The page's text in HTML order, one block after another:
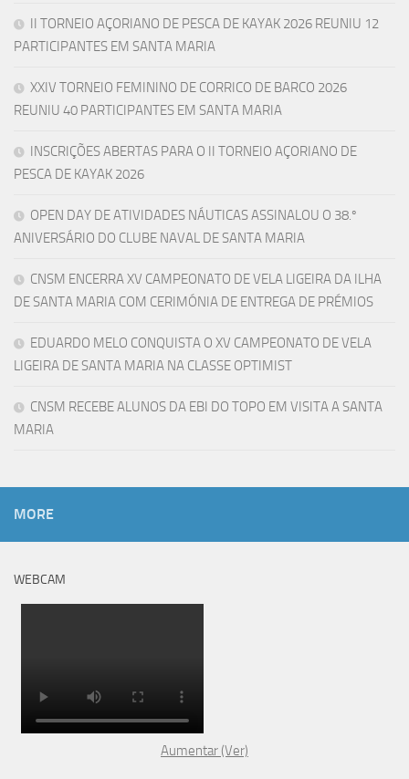
II TORNEIO AÇORIANO DE PESCA DE KAYAK 2026 REUNIU 12
PARTICIPANTES EM SANTA MARIA
XXIV TORNEIO FEMININO DE CORRICO DE BARCO 2026
REUNIU 40 PARTICIPANTES EM SANTA MARIA
INSCRIÇÕES ABERTAS PARA O II TORNEIO AÇORIANO DE
PESCA DE KAYAK 2026
OPEN DAY DE ATIVIDADES NÁUTICAS ASSINALOU O 38.º
ANIVERSÁRIO DO CLUBE NAVAL DE SANTA MARIA
CNSM ENCERRA XV CAMPEONATO DE VELA LIGEIRA DA ILHA
DE SANTA MARIA COM CERIMÓNIA DE ENTREGA DE PRÉMIOS
EDUARDO MELO CONQUISTA O XV CAMPEONATO DE VELA
LIGEIRA DE SANTA MARIA NA CLASSE OPTIMIST
CNSM RECEBE ALUNOS DA EBI DO TOPO EM VISITA A SANTA
MARIA
MORE
WEBCAM
Aumentar (Ver)